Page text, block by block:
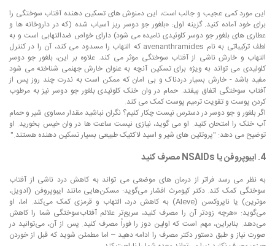
این مورد کمی عجیب و جالب است، این دمنوش های تسکین دهنده آفتاب سوختگی را
برای خود آماده کنید. گزینه اول: «بلغور جو دوسر ریز آسیاب شده (که در داروخانه ها و
عطاری های بلغور جو دوسر کلوئیدی نامیده می شود) دارای خواص ضدالتهابی است و به
لطف ترکیباتی به نام avenanthramides که التهاب را مسدود می کند، آن را در کنترل
التهاب و خارش ناشی از آفتاب سوختگی موثر می کند. علاوه بر این، بلغور جو دوسر
کلوئیدی می تواند به ویژه برای تسکین آنچه به عنوان خارش جهنمی شناخته می شود
مفید باشد - خارش بسیار دردناک و بی امان که ممکن است به ندرت چند روز پس از
آفتاب سوختگی اتفاق بیفتد. حمام در وان خنک کلوئیدی بلغور جو دوسر نیز به مرطوب
کردن پوست و تقویت ترمیم پوست کمک می کند.
اگر بلغور و جو دوسر در دسترس نیست چکار کنیم؟ نگران نباشید مقدار مساوی شیر و حمام
آب خنک را امتحان کنید. او می گوید، نیازی نیست ساعت ها در وان خیس بخورید. او
توضیح می دهد: "پروتئین های شیر و اسید لاکتیک طبیعی بسیار تسکین دهنده هستند."
4. ایبوپروفن یا NSAIDs مصرف کنید
به نظر می رسد فراتر از درمان های موضعی می تواند به کاهش درد ناشی از آفتاب
سوختگی کمک کند. دکتر کیومرث افشار می‌گوید: مسکن‌هایی مانند ایبوپروفن (ادویل،
موترین) یا ناپروکسن (Aleve) به کاهش درد، التهاب و قرمزی کمک می‌کند. اما، او
می‌گوید: «هرچه زودتر آن را مصرف کنید، سریع‌تر علائم آفتاب‌سوختگی شما را کاهش
می‌دهد. بنابراین، مهم است که اولین دوز را فوراً مصرف کنید. پس از آن، می‌توانید در
صورت نیاز و طبق دستور دکتر مصرف را ادامه دهید – اما مطمئن شوید که قبل از خوردن